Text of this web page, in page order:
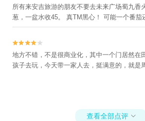
所有来安吉旅游的朋友不要去未来广场蜀九香
葱，一盆水收45。 真TM黑心！ 可能一个番茄


地方不错，不是很商业化，其中一个门居然在
孩子去玩，今天带一家人去，挺满意的，就是
查看全部点评 